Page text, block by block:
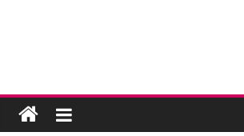
Женский